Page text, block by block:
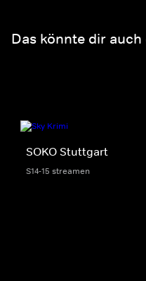
Das könnte dir auch
SOKO Stuttgart
S14-15 streamen